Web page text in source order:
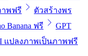
พฟรี
ตัวสร้างพร
Banana ฟรี
GPT
แปลงภาพเป็นภาพฟรี